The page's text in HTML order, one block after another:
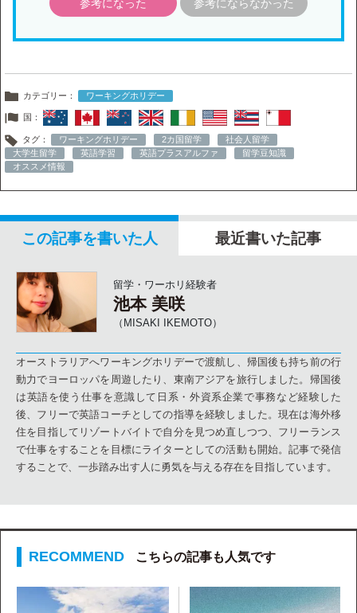
参考になった 参考にならなかった
カテゴリー： ワーキングホリデー
国：
タグ： ワーキングホリデー 2カ国留学
社会人留学
大学生留学
英語学習 英語プラスアルファ
留学豆知識
オススメ情報
この記事を書いた人 最近書いた記事
留学・ワーホリ経験者
池本 美咲
（MISAKI IKEMOTO）
オーストラリアへワーキングホリデーで渡航し、帰国後も持ち前の行
動力でヨーロッパを周遊したり、東南アジアを旅行しました。帰国後
は英語を使う仕事を意識して日系・外資系企業で事務など経験した
後、フリーで英語コーチとしての指導を経験しました。現在は海外移
住を目指してリゾートバイトで自分を見つめ直しつつ、フリーランス
で仕事をすることを目標にライターとしての活動も開始。記事で発信
することで、一歩踏み出す人に勇気を与える存在を目指しています。
こちらの記事も人気です